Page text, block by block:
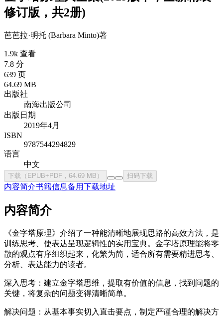
修订版，共2册)
芭芭拉·明托 (Barbara Minto)著
1.9k 查看
7.8 分
639 页
64.69 MB
出版社
南海出版公司
出版日期
2019年4月
ISBN
9787544294829
语言
中文
下载（EPUB+PDF，64.69 MB） 扫码下载
内容简介书籍信息备用下载地址
内容简介
《金字塔原理》介绍了一种能清晰地展现思路的高效方法，是
训练思考、使表达呈现逻辑性的实用宝典。金字塔原理能将零
散的观点有序组织起来，化繁为简，适合所有需要精进思考、
分析、表达能力的读者。
深入思考：建立金字塔思维，提取有价值的信息，找到问题的
关键，将复杂的问题变得清晰简单。
解决问题：从基本事实切入直击要点，制定严谨合理的解决方